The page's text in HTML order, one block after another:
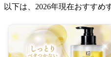
以下は、2026年現在おすすめ